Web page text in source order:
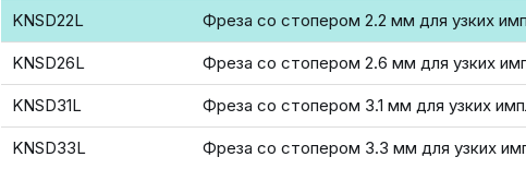
KNSD22L Фреза со стопером 2.2 мм для узких
KNSD26L Фреза со стопером 2.6 мм для узких
KNSD31L Фреза со стопером 3.1 мм для узких
KNSD33L Фреза со стопером 3.3 мм для узких